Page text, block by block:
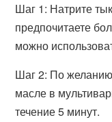
Шаг 1: Натрите
предпочитаете
можно
Шаг 2: По
масле в
течение 5 минут.